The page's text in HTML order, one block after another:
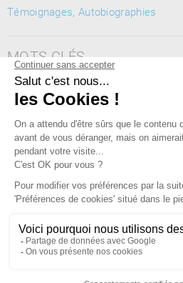
Témoignages, Autobiographies
MOTS CLÉS
portrait de chauffeur de taxi, récit
bienveillance, Paris au quotidien
Éditions du Panthéon - 12, rue
75015 Paris
01 43 71 14 72
FAQ LIBRAIRIES MENTIONS